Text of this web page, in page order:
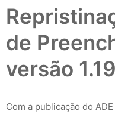
de
versão 1.19
Com a publicação do